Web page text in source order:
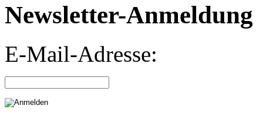
Newsletter-Anmeldung
E-Mail-Adresse: